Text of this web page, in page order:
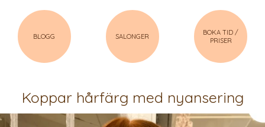
BLOGG SALONGER
BOKA TID /
PRISER
Koppar hårfärg med nyansering